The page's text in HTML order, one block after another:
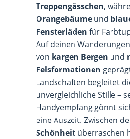
Treppengässchen,
Orangebäume und
Fensterläden für
Auf deinen
von kargen Bergen und
Felsformationen
Landschaften begleitet
unvergleichliche Stille –
Handyempfang gönnt
eine Auszeit. Zwischen
Schönheit überraschen